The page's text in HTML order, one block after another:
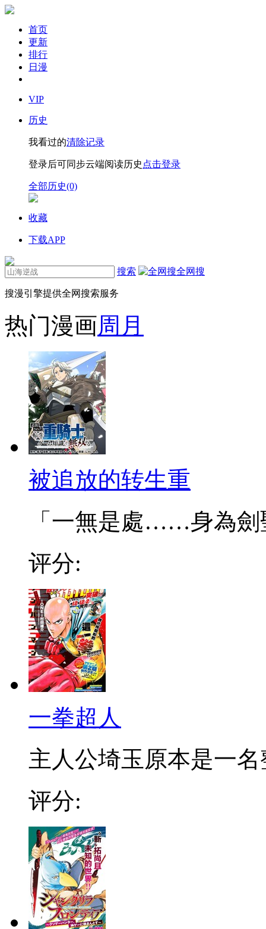
首页
更新
排行
日漫
VIP
历史
我看过的清除记录
登录后可同步云端阅读历史 点击登录
全部历史(0)
收藏
下载APP
搜索 全网搜
搜漫引擎提供全网搜索服务
热门漫画周 月
被追放的转生重
「一無是處……身為劍
评分:
一拳超人
主人公埼玉原本是一名
评分: